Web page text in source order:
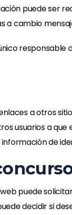
puede ser
a cambio
a otros
usuarios a
de
puede
decidir si